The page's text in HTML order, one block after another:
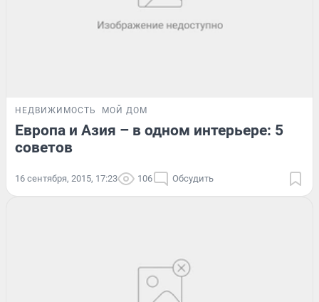
НЕДВИЖИМОСТЬ МОЙ ДОМ
Европа и Азия – в одном интерьере: 5
советов
16 сентября, 2015, 17:23 106 Обсудить